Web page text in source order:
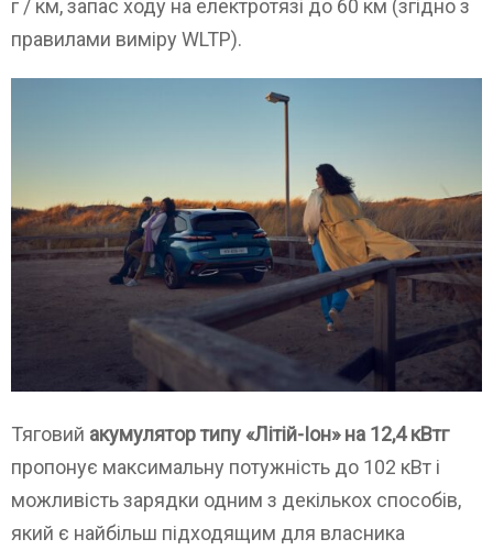
г / км, запас ходу на електротязі до 60 км (згідно з
правилами виміру WLTP).
Тяговий акумулятор типу «Літій-Іон» на 12,4 кВтг
пропонує максимальну потужність до 102 кВт і
можливість зарядки одним з декількох способів,
який є найбільш підходящим для власника